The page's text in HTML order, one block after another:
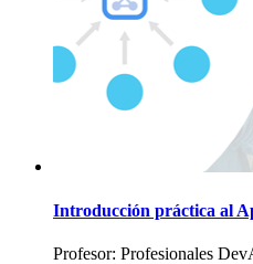
Introducción práctica al
Profesor: Profesionales